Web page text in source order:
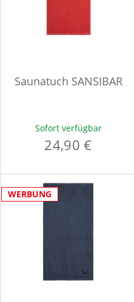
Saunatuch SANSIBAR
Sofort verfügbar
24,90 €
WERBUNG